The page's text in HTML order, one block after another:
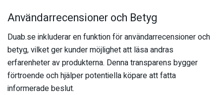
Användarrecensioner och Betyg
Duab.se inkluderar en funktion för användarrecensioner och
betyg, vilket ger kunder möjlighet att läsa andras
erfarenheter av produkterna. Denna transparens bygger
förtroende och hjälper potentiella köpare att fatta
informerade beslut.